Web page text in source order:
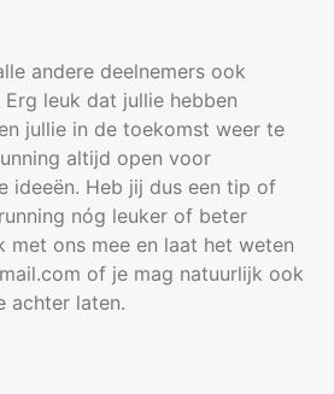
andere deelnemers ook
leuk dat jullie hebben
jullie in de toekomst weer te
altijd open voor
ideeën. Heb jij dus een tip of
nóg leuker of beter
met ons mee en laat het weten
of je mag natuurlijk ook
achter laten.